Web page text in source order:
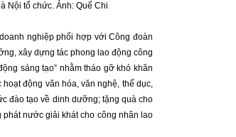
Nội tổ chức. Ảnh: Quế Chi
nghiệp phối hợp với Công đoàn
xây dựng tác phong lao động công
sáng tạo” nhằm tháo gỡ khó khăn
động văn hóa, văn nghệ, thể dục,
đào tạo về dinh dưỡng; tặng quà cho
nước giải khát cho công nhân lao